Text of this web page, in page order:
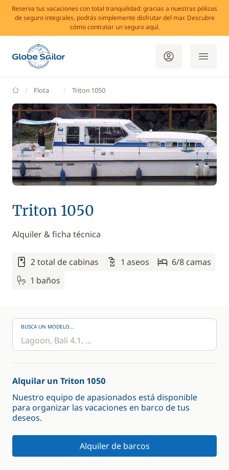
Reserva tus vacaciones con total tranquilidad: gracias a nuestras pólizas
de seguro integrales, podrás simplemente disfrutar del mar. Descubre
cómo contratar un seguro aquí.
GlobeSailor
Flota Triton 1050
Triton 1050
Alquiler & ficha técnica
2 total de cabinas 1 aseos
6/8 camas
1 baños
BUSCA UN MODELO...
Alquilar un Triton 1050
Nuestro equipo de apasionados está disponible
para organizar las vacaciones en barco de tus
deseos.
Alquiler de barcos